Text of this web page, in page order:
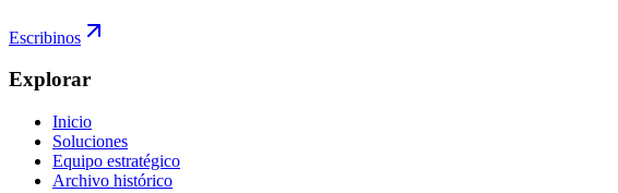
Escribinos
Explorar
Inicio
Soluciones
Equipo estratégico
Archivo histórico